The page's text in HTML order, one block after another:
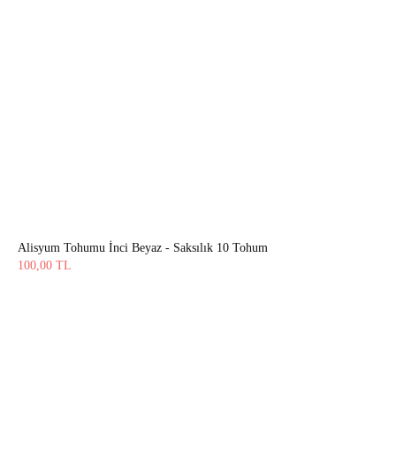
Alisyum Tohumu İnci Beyaz - Saksılık 10 Tohum
100,00 TL